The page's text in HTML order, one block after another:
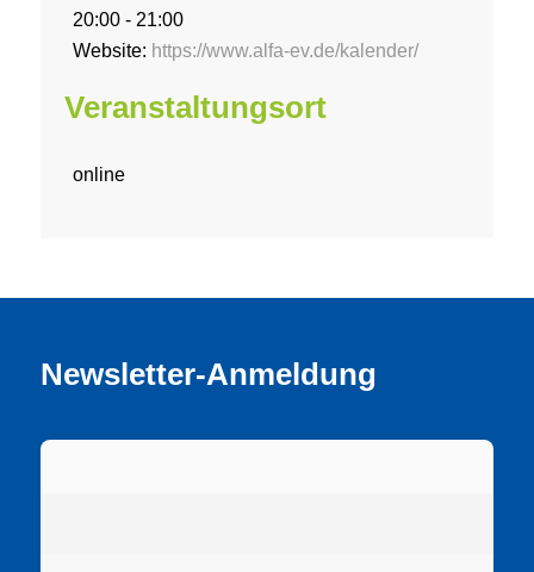
20:00 - 21:00
Website: https://www.alfa-ev.de/kalender/
Veranstaltungsort
online
Newsletter-Anmeldung